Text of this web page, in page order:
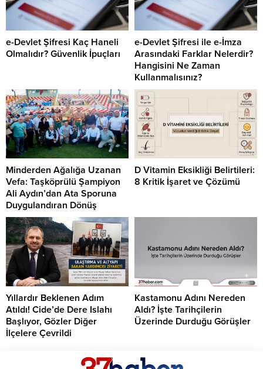
e-Devlet Şifresi Kaç Haneli
Olmalıdır? Güvenlik İpuçları
e-Devlet Şifresi ile e-İmza
Arasındaki Farklar Nelerdir?
Hangisini Ne Zaman
Kullanmalısınız?
Minderden Ağalığa Uzanan
Vefa: Taşköprülü Şampiyon
Ali Aydın’dan Ata Sporuna
Duygulandıran Dönüş
D Vitamin Eksikliği Belirtileri:
8 Kritik İşaret ve Çözümü
Yıllardır Beklenen Adım
Atıldı! Cide’de Dere Islahı
Başlıyor, Gözler Diğer
İlçelere Çevrildi
Kastamonu Adını Nereden
Aldı? İşte Tarihçilerin
Üzerinde Durduğu Görüşler